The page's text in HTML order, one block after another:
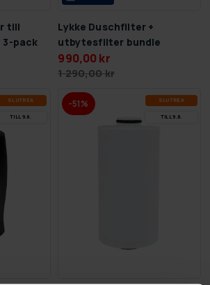
till
pack
Lykke Duschfilter +
utbytesfilter bundle
990,00 kr
1 290,00 kr
SLUT­REA
TILL 9.8.
-51% SLUT­REA
TILL 9.8.